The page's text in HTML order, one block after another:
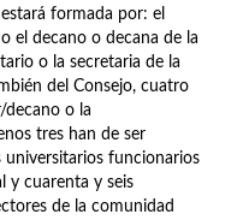
formada por: el
el decano o decana de la
o la secretaria de la
del Consejo, cuatro
decano o la
tres han de ser
universitarios funcionarios
y cuarenta y seis
de la comunidad